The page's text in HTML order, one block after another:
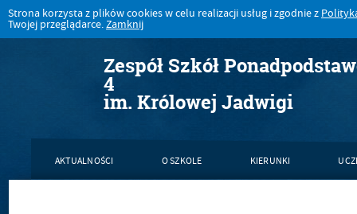
Strona korzysta z plików cookies w celu realizacji usług i zgodnie z
Twojej przeglądarce.Zamknij
Zespół Szkół
4
im. Królowej Jadwigi
AKTUALNOŚCI O SZKOLE KIERUNKI